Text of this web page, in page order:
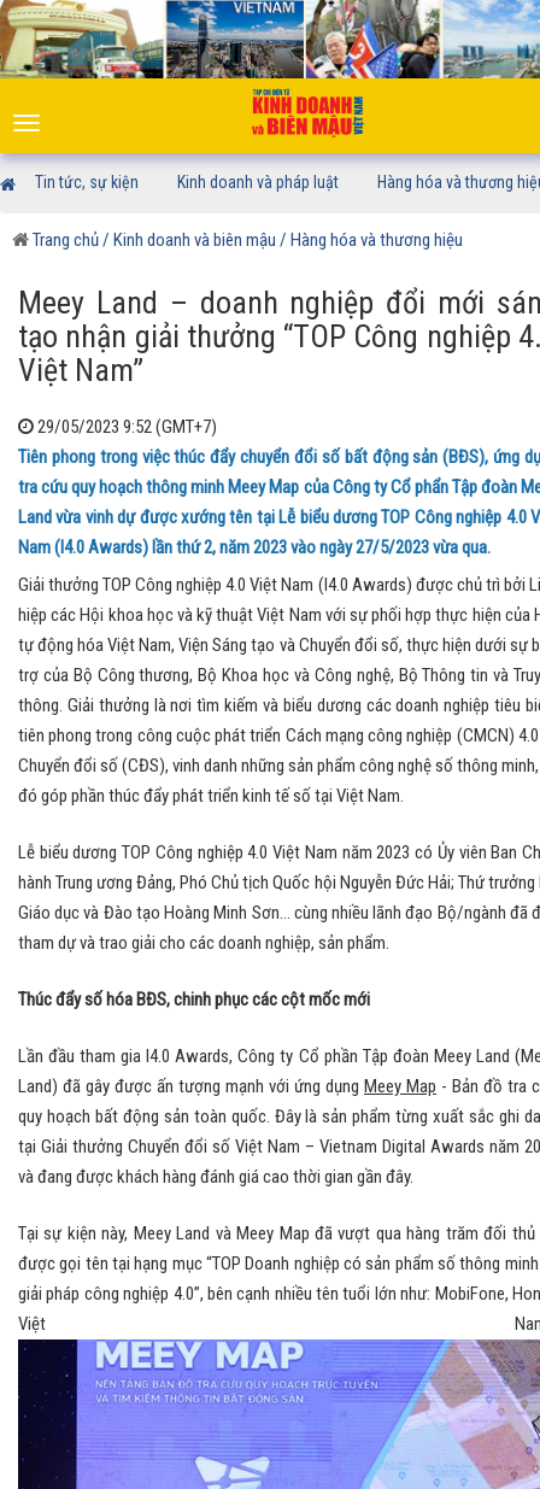
Toggle
navigation
Tin tức, sự kiện Kinh doanh và pháp luật Hàng hóa và thương
Trang chủ/ Kinh doanh và biên mậu / Hàng hóa và thương hiệu
Meey Land – doanh nghiệp đổi mới
tạo nhận giải thưởng “TOP Công nghiệp
Việt Nam”
29/05/2023 9:52 (GMT+7)
Tiên phong trong việc thúc đẩy chuyển đổi số bất động sản (BĐS), ứng
tra cứu quy hoạch thông minh Meey Map của Công ty Cổ phẩn Tập đoàn
Land vừa vinh dự được xướng tên tại Lễ biểu dương TOP Công nghiệp 4.0
Nam (I4.0 Awards) lần thứ 2, năm 2023 vào ngày 27/5/2023 vừa qua.
Giải thưởng TOP Công nghiệp 4.0 Việt Nam (I4.0 Awards) được chủ trì bởi
hiệp các Hội khoa học và kỹ thuật Việt Nam với sự phối hợp thực hiện của
tự động hóa Việt Nam, Viện Sáng tạo và Chuyển đổi số, thực hiện dưới sự
trợ của Bộ Công thương, Bộ Khoa học và Công nghệ, Bộ Thông tin và
thông. Giải thưởng là nơi tìm kiếm và biểu dương các doanh nghiệp tiêu
tiên phong trong công cuộc phát triển Cách mạng công nghiệp (CMCN)
Chuyển đổi số (CĐS), vinh danh những sản phẩm công nghệ số thông
đó góp phần thúc đẩy phát triển kinh tế số tại Việt Nam.
Lễ biểu dương TOP Công nghiệp 4.0 Việt Nam năm 2023 có Ủy viên Ban
hành Trung ương Đảng, Phó Chủ tịch Quốc hội Nguyễn Đức Hải; Thứ trưởng
Giáo dục và Đào tạo Hoàng Minh Sơn… cùng nhiều lãnh đạo Bộ/ngành đã
tham dự và trao giải cho các doanh nghiệp, sản phẩm.
Thúc đẩy số hóa BĐS, chinh phục các cột mốc mới
Lần đầu tham gia I4.0 Awards, Công ty Cổ phần Tập đoàn Meey Land
Land) đã gây được ấn tượng mạnh với ứng dụng Meey Map - Bản đồ tra
quy hoạch bất động sản toàn quốc. Đây là sản phẩm từng xuất sắc ghi
tại Giải thưởng Chuyển đổi số Việt Nam – Vietnam Digital Awards năm
và đang được khách hàng đánh giá cao thời gian gần đây.
Tại sự kiện này, Meey Land và Meey Map đã vượt qua hàng trăm đối thủ
được gọi tên tại hạng mục “TOP Doanh nghiệp có sản phẩm số thông
giải pháp công nghiệp 4.0”, bên cạnh nhiều tên tuổi lớn như: MobiFone,
Việt